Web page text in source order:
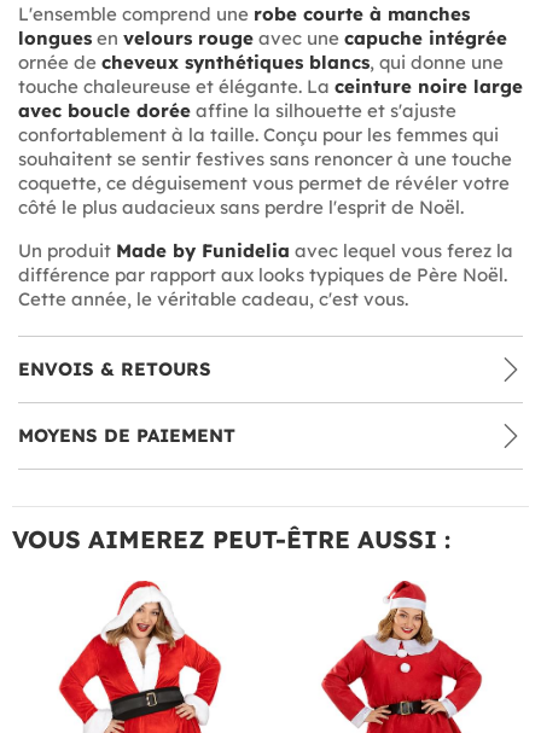
L'ensemble comprend une robe courte à manches
longues en velours rouge avec une capuche intégrée
ornée de cheveux synthétiques blancs, qui donne une
touche chaleureuse et élégante. La ceinture noire large
avec boucle dorée affine la silhouette et s'ajuste
confortablement à la taille. Conçu pour les femmes qui
souhaitent se sentir festives sans renoncer à une touche
coquette, ce déguisement vous permet de révéler votre
côté le plus audacieux sans perdre l'esprit de Noël.
Un produit Made by Funidelia avec lequel vous ferez la
différence par rapport aux looks typiques de Père Noël.
Cette année, le véritable cadeau, c'est vous.
ENVOIS & RETOURS
MOYENS DE PAIEMENT
VOUS AIMEREZ PEUT-ÊTRE AUSSI :